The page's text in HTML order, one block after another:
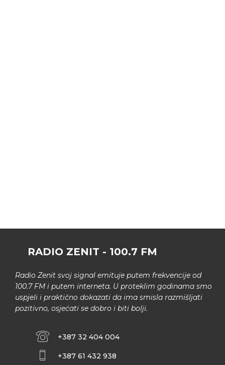
RADIO ZENIT - 100.7 FM
Radio Zenit svoj signal emituje putem frekvencije od
100.7 FM i putem interneta. U proteklim godinama smo
uspjeli i praktično dokazati da ima smisla razmišljati
pozitivno, osjećati se dobro i biti bolji.
+387 32 404 004
+387 61 432 938